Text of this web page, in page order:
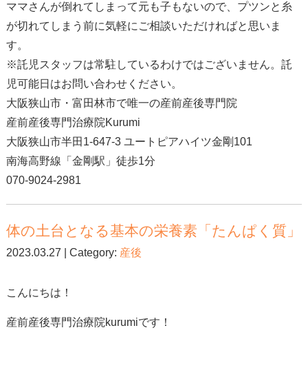
ママさんが倒れてしまって元も子もないので、プツンと糸
が切れてしまう前に気軽にご相談いただければと思いま
す。
※託児スタッフは常駐しているわけではございません。託
児可能日はお問い合わせください。
大阪狭山市・富田林市で唯一の産前産後専門院
産前産後専門治療院Kurumi
大阪狭山市半田1-647-3 ユートピアハイツ金剛101
南海高野線「金剛駅」徒歩1分
070-9024-2981
体の土台となる基本の栄養素「たんぱく質」
2023.03.27 | Category: 産後
こんにちは！
産前産後専門治療院kurumiです！